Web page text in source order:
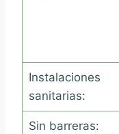
Instalaciones
sanitarias:
Sin barreras: